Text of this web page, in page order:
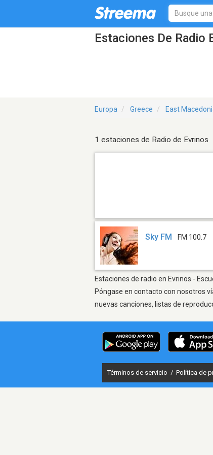
Estaciones De Radio
Europa Greece East
1 estaciones de Radio de Evrinos
Sky FM FM 100.7
Estaciones de radio en Evrinos -
Póngase en contacto con nosotros
nuevas canciones, listas de
Términos de servicio / Política de